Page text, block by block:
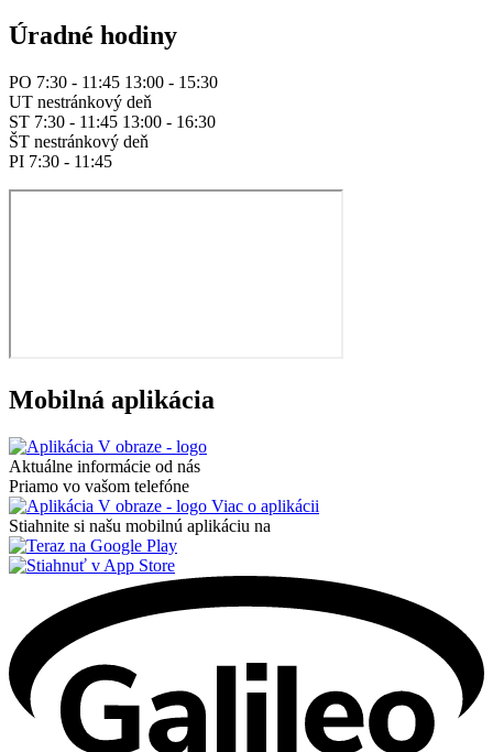
Úradné hodiny
PO 7:30 - 11:45 13:00 - 15:30
UT nestránkový deň
ST 7:30 - 11:45 13:00 - 16:30
ŠT nestránkový deň
PI 7:30 - 11:45
Mobilná aplikácia
Aktuálne informácie od nás
Priamo vo vašom telefóne
Viac o aplikácii
Stiahnite si našu mobilnú aplikáciu na